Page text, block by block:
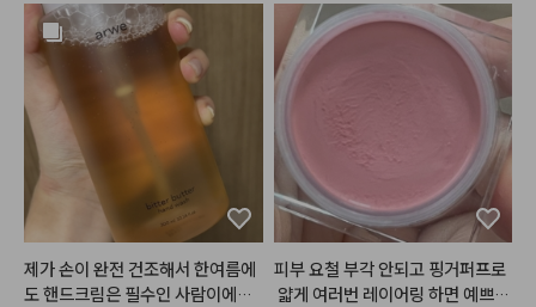
라 브러시에 묻혀서 털어낼 때 주변
에 가루가 많이 날리지 않는 점이
좋았어요. 쉐딩 특유의 뭉치거나
얼룩덜룩하게 발리는 느낌도 거의
없고 피부에 부드럽게 올라가서 초
보자도 양 조절하기 편할 것 같아
요. 토프핑 컬러는 붉은기나 노란기
가 과하게 느껴지지 않는 차분한 토
프 계열이라 자연스럽게 음영 넣기
에 딱 좋았어요. 특히 턱선이나 콧
대에 넓게 펴 발라도 색이 갑자기
진해지지 않고 은은하게 쌓여서 데
제가 손이 완전 건조해서 한여름에
도 핸드크림은 필수인 사람이에요.
피부 요철 부각 안되고 핑거퍼프로
얇게 여러번 레이어링 하면 예쁘게